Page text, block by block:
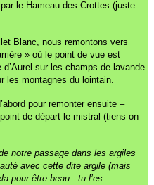
le Hameau des Crottes (juste
Blanc, nous remontons vers
» où le point de vue est
sur les champs de lavande
les montagnes du lointain.
pour remonter ensuite –
de départ le mistral (tiens on
notre passage dans les argiles
avec cette dite argile (mais
pour être beau : tu l’es